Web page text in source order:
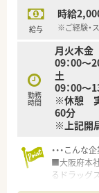
給与
時給
※ご経験・
勤務
時間
月火木金
09：00～
土
09：00～
※休憩 実
60分
※上記開
・・・こんな企
■大阪府本
るドラッグ